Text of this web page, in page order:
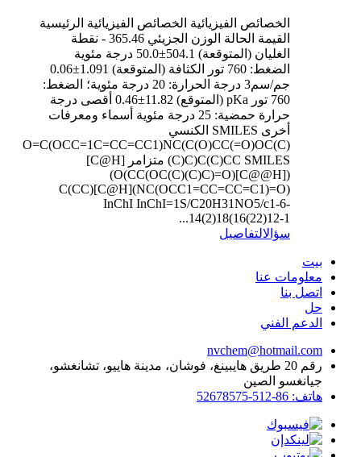
الخصائص الفيزيائية الخصائص الفيزيائية الرئيسية
القيمة الحالة الوزن الجزيئي 365.46 - نقطة
الغليان (المتوقعة) 504.1±50.0 درجة مئوية
الضغط: 760 تور الكثافة (المتوقعة) 1.091±0.06
جم/سم3 درجة الحرارة: 20 درجة مئوية؛ الضغط:
760 تور pKa (المتوقع) 11.82±0.46 أقصى درجة
حرارة حمضية: 25 درجة مئوية أسماء ومعرفات
أخرى SMILES الكنسي
O=C(OCC=1C=CC=CC1)NC(C(O)CC(=O)OC(C)
(C)C)C(C)CC SMILES متزامر [C@H]
([C@@H](CC(OC(C)(C)C)=O)O)
(NC(OCC1=CC=CC=C1)=O)[C@H](CC)C
InChI InChI=1S/C20H31NO5/c1-6-
14(2)18(16(22)12-1...
سؤالالتفاصيل
بيت
معلومات عنا
اتصل بنا
حل
الدعم الفني
nvchem@hotmail.com
رقم 20 طريق هايبينغ، فوشان، مدينة هاييو، تشانغشو،
جيانغسو الصين
هاتف: 86-512-52678575